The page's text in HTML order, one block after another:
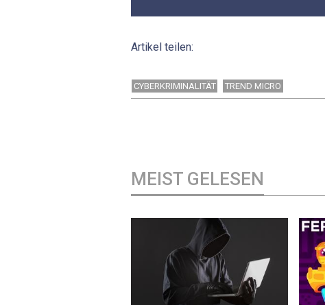
Artikel teilen:
CYBERKRIMINALITÄT TREND MICRO
MEIST GELESEN